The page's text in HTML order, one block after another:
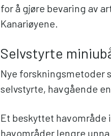
for å gjøre bevaring av
Kanariøyene.
Selvstyrte
Nye forskningsmetoder
selvstyrte, havgående
Et beskyttet
havområder lengre unna